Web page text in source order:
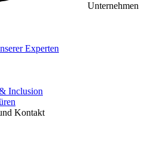
Unternehmen
Experten
Inclusion
Kontakt